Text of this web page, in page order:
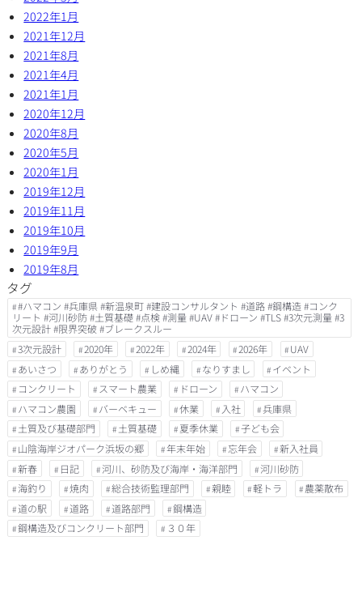
2022年1月
2021年12月
2021年8月
2021年4月
2021年1月
2020年12月
2020年8月
2020年5月
2020年1月
2019年12月
2019年11月
2019年10月
2019年9月
2019年8月
タグ
#ハマコン #兵庫県 #新温泉町 #建設コンサルタント #道路 #鋼構造 #コンク
リート #河川砂防 #土質基礎 #点検 #測量 #UAV #ドローン #TLS #3次元測量 #3
次元設計 #限界突破 #ブレークスルー
3次元設計
2020年 2022年 2024年 2026年
UAV
あいさつ
ありがとう しめ縄 なりすまし
イベント
コンクリート
スマート農業 ドローン
ハマコン
ハマコン農園
バーベキュー 休業 入社
兵庫県
土質及び基礎部門
土質基礎 夏季休業
子ども会
山陰海岸ジオパーク浜坂の郷
年末年始 忘年会
新入社員
新春
日記 河川、砂防及び海岸・海洋部門
河川砂防
海釣り
焼肉 総合技術監理部門 親睦 軽トラ
農薬散布
道の駅
道路 道路部門
鋼構造
鋼構造及びコンクリート部門
３０年